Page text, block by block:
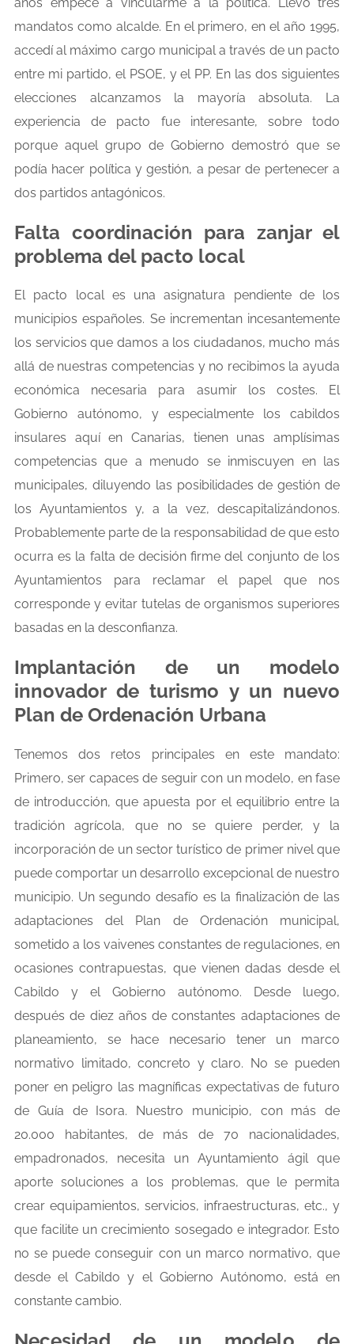
mandatos como alcalde. En el primero, en el año 1995,
accedí al máximo cargo municipal a través de un pacto
entre mi partido, el PSOE, y el PP. En las dos siguientes
elecciones alcanzamos la mayoría absoluta. La
experiencia de pacto fue interesante, sobre todo
porque aquel grupo de Gobierno demostró que se
podía hacer política y gestión, a pesar de pertenecer a
dos partidos antagónicos.
Falta coordinación para zanjar el
problema del pacto local
El pacto local es una asignatura pendiente de los
municipios españoles. Se incrementan incesantemente
los servicios que damos a los ciudadanos, mucho más
allá de nuestras competencias y no recibimos la ayuda
económica necesaria para asumir los costes. El
Gobierno autónomo, y especialmente los cabildos
insulares aquí en Canarias, tienen unas amplísimas
competencias que a menudo se inmiscuyen en las
municipales, diluyendo las posibilidades de gestión de
los Ayuntamientos y, a la vez, descapitalizándonos.
Probablemente parte de la responsabilidad de que esto
ocurra es la falta de decisión firme del conjunto de los
Ayuntamientos para reclamar el papel que nos
corresponde y evitar tutelas de organismos superiores
basadas en la desconfianza.
Implantación de un modelo
innovador de turismo y un nuevo
Plan de Ordenación Urbana
Tenemos dos retos principales en este mandato:
Primero, ser capaces de seguir con un modelo, en fase
de introducción, que apuesta por el equilibrio entre la
tradición agrícola, que no se quiere perder, y la
incorporación de un sector turístico de primer nivel que
puede comportar un desarrollo excepcional de nuestro
municipio. Un segundo desafío es la finalización de las
adaptaciones del Plan de Ordenación municipal,
sometido a los vaivenes constantes de regulaciones, en
ocasiones contrapuestas, que vienen dadas desde el
Cabildo y el Gobierno autónomo. Desde luego,
después de diez años de constantes adaptaciones de
planeamiento, se hace necesario tener un marco
normativo limitado, concreto y claro. No se pueden
poner en peligro las magníficas expectativas de futuro
de Guía de Isora. Nuestro municipio, con más de
20.000 habitantes, de más de 70 nacionalidades,
empadronados, necesita un Ayuntamiento ágil que
aporte soluciones a los problemas, que le permita
crear equipamientos, servicios, infraestructuras, etc., y
que facilite un crecimiento sosegado e integrador. Esto
no se puede conseguir con un marco normativo, que
desde el Cabildo y el Gobierno Autónomo, está en
constante cambio.